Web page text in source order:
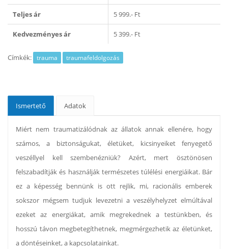
Teljes ár 5 999.- Ft
Kedvezményes ár 5 399.- Ft
Címkék: trauma traumafeldolgozás
Ismertető Adatok
Miért nem traumatizálódnak az állatok annak ellenére, hogy
számos, a biztonságukat, életüket, kicsinyeiket fenyegető
veszéllyel kell szembenézniük? Azért, mert ösztönösen
felszabadítják és használják természetes túlélési energiáikat. Bár
ez a képesség bennünk is ott rejlik, mi, racionális emberek
sokszor mégsem tudjuk levezetni a veszélyhelyzet elmúltával
ezeket az energiákat, amik megrekednek a testünkben, és
hosszú távon megbetegíthetnek, megmérgezhetik az életünket,
a döntéseinket, a kapcsolatainkat.